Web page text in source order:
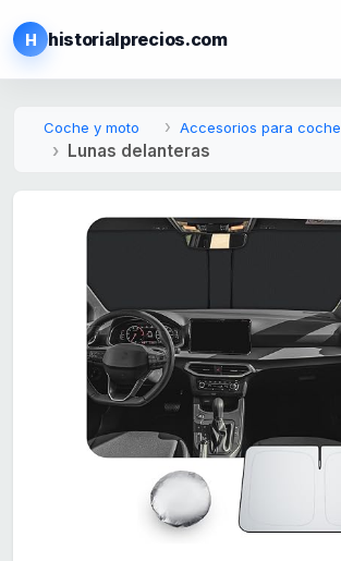
H historialprecios.com
Coche y moto Accesorios para coche
Lunas delanteras